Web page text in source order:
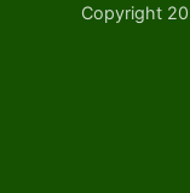
Copyright